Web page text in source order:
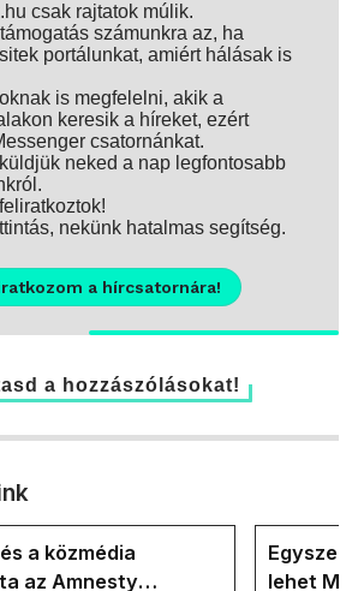
csak rajtatok múlik.
számunkra az, ha
portálunkat, amiért hálásak is
is megfelelni, akik a
keresik a híreket, ezért
csatornánkat.
neked a nap legfontosabb
nekünk hatalmas segítség.
a hírcsatornára!
a hozzászólásokat!
a közmédia
az Amnesty
lehet